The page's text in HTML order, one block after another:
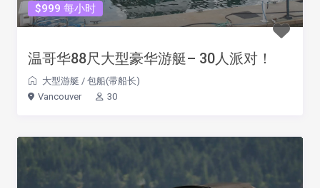
$999 每小时
温哥华88尺大型豪华游艇– 30人派对！
大型游艇 / 包船(带船长)
Vancouver
30